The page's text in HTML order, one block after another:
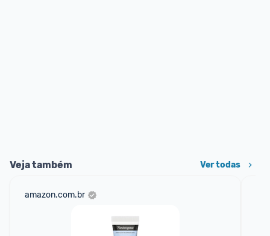
Veja também Ver todas
amazon.com.br